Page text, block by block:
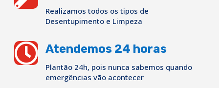
Realizamos todos os tipos de
Desentupimento e Limpeza
 Atendemos 24 horas
Plantão 24h, pois nunca sabemos quando
emergências vão acontecer